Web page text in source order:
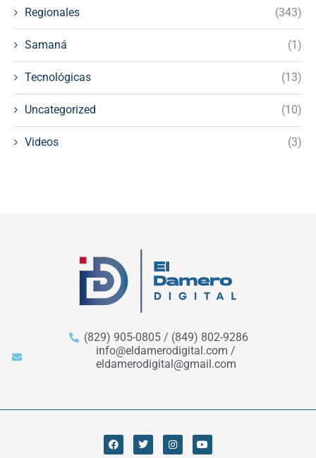
Regionales (343)
Samaná (1)
Tecnológicas (13)
Uncategorized (10)
Videos (3)
(829) 905-0805 / (849) 802-9286
info@eldamerodigital.com /
eldamerodigital@gmail.com